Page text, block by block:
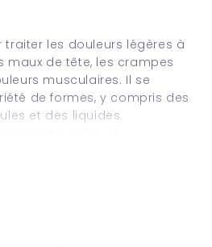
traiter les douleurs légères à
maux de tête, les crampes
musculaires. Il se
de formes, y compris des
et des liquides.
à court terme Anadin. Lisez